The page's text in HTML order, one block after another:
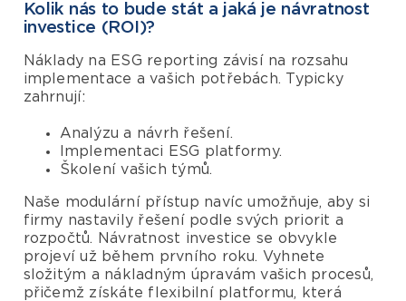
Kolik nás to bude stát a jaká je návratnost
investice (ROI)?
Náklady na ESG reporting závisí na rozsahu
implementace a vašich potřebách. Typicky
zahrnují:
Analýzu a návrh řešení.
Implementaci ESG platformy.
Školení vašich týmů.
Naše modulární přístup navíc umožňuje, aby si
firmy nastavily řešení podle svých priorit a
rozpočtů. Návratnost investice se obvykle
projeví už během prvního roku. Vyhnete
složitým a nákladným úpravám vašich procesů,
přičemž získáte flexibilní platformu, která